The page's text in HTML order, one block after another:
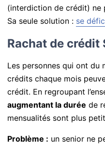
(interdiction de crédit) ne
Sa seule solution : se
Rachat de crédit
Les personnes qui ont du
crédits chaque mois
crédit. En regroupant
augmentant la durée de
mensualités sont plus
Problème : un senior ne